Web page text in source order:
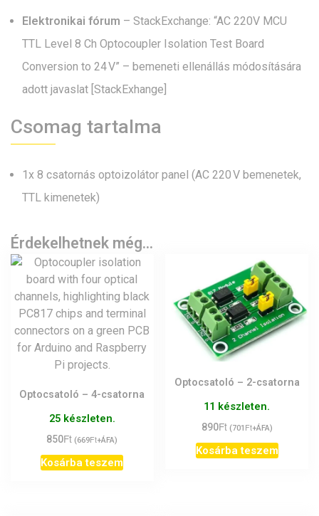
Elektronikai fórum – StackExchange: “AC 220V MCU
TTL Level 8 Ch Optocoupler Isolation Test Board
Conversion to 24 V” – bemeneti ellenállás módosítására
adott javaslat [StackExhange]
Csomag tartalma
1x 8 csatornás optoizolátor panel (AC 220 V bemenetek,
TTL kimenetek)
Érdekelhetnek még…
Optocsatoló – 4-csatorna
25 készleten.
850Ft (669Ft+ÁFA)
Kosárba teszem
Optocsatoló – 2-csatorna
11 készleten.
890Ft (701 Ft+ÁFA)
Kosárba teszem